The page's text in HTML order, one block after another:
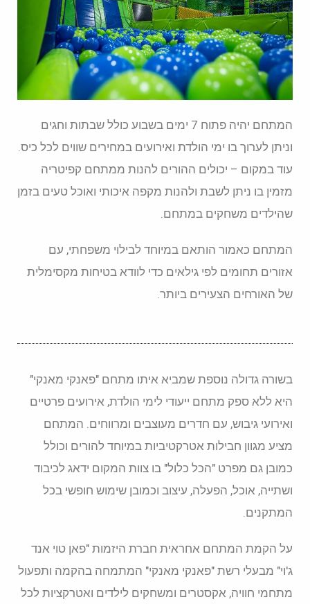
המתחם יהיה פתוח 7 ימים בשבוע כולל שבתות וחגים
וניתן לערוך בו ימי הולדת ואירועים במחירים שווים לכל כיס.
עוד במקום – יכולים ההורים להנות ממתחם קפיטריה
מזמין בו ניתן לשבת ולהנות מקפה איכותי ואוכל טעים בזמן
שהילדים משחקים במתחם.
המתחם כאמור הותאם במיוחד לבילוי משפחתי, עם
אזורים תחומים לפי גילאים כדי לוודא בטיחות מקסימלית
של האורחים הצעירים ביותר.
בשורה גדולה נוספת שמביא איתו מתחם "פאנקי מאנקי"
היא ללא ספק מתחם ייעודי לימי הולדת, אירועים פרטיים
ואירועי גיבוש, עם חדרים מעוצבים ומרווחים. המתחם
מציע מגוון חבילות אטרקטיביות במיוחד להורים וכולל
כמובן גם מפרט "הכל כלול" בו צוות המקום ידאג לכיבוד
ושתייה, אוכל, הפעלה, עיצוב וכמובן שימוש חופשי בכל
המתקנים.
על הקמת המתחם אחראית חברת היזמות "פאן טוי אנד
ג'וי" מבעלי רשת "פאנקי מאנקי" המתמחה בהקמה ותפעול
מתחמי חוויה, אקסטרים ומשחקים לילדים ואטרקציות לכל